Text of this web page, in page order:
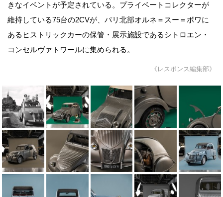
きなイベントが予定されている。プライベートコレクターが
維持している75台の2CVが、パリ北部オルネ＝スー＝ボワに
あるヒストリックカーの保管・展示施設であるシトロエン・
コンセルヴァトワールに集められる。
《レスポンス編集部》